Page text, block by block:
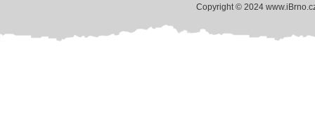
Copyright © 2024